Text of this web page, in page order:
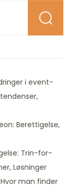
i event-
Berettigelse,
Trin-for-
Løsninger
man finder